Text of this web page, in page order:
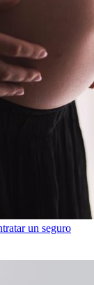
un seguro